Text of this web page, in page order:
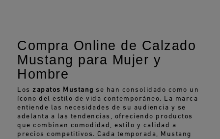
Compra Online de Calzado
Mustang para Mujer y
Hombre
Los zapatos Mustang se han consolidado como un
ícono del estilo de vida contemporáneo. La marca
entiende las necesidades de su audiencia y se
adelanta a las tendencias, ofreciendo productos
que combinan comodidad, estilo y calidad a
precios competitivos. Cada temporada, Mustang